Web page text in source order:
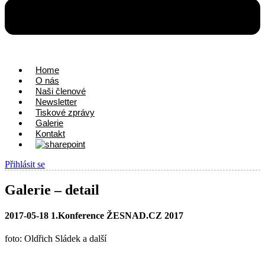
Home
O nás
Naši členové
Newsletter
Tiskové zprávy
Galerie
Kontakt
Přihlásit se
Galerie – detail
2017-05-18 1.Konference ŽESNAD.CZ 2017
foto: Oldřich Sládek a další